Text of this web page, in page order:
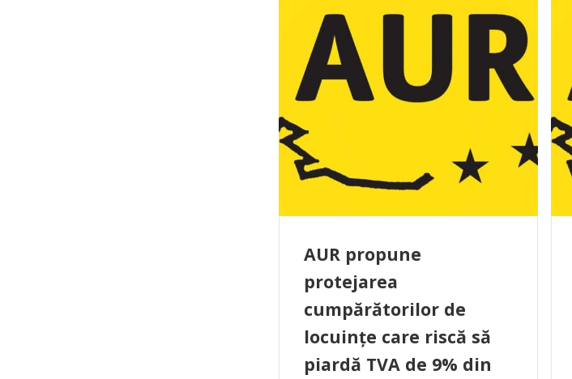
AUR propune
protejarea
cumpărătorilor de
locuințe care riscă să
piardă TVA de 9% din